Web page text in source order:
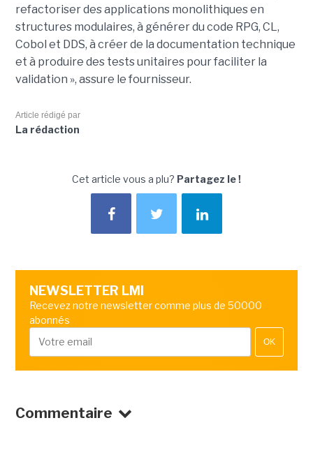
refactoriser des applications monolithiques en
structures modulaires, à générer du code RPG, CL,
Cobol et DDS, à créer de la documentation technique
et à produire des tests unitaires pour faciliter la
validation », assure le fournisseur.
Article rédigé par
La rédaction
Cet article vous a plu? Partagez le !
NEWSLETTER LMI
Recevez notre newsletter comme plus de 50000
abonnés
OK
Commentaire